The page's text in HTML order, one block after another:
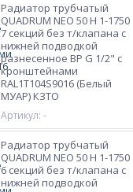
Радиатор трубчатый
QUADRUM NEO 50 H 1-1750
7 секций без т/клапана с
нижней подводкой
разнесенное ВР G 1/2" с
кронштейнами
RAL1T104S9016 (Белый
МУАР) КЗТО
Артикул: -
Радиатор трубчатый
QUADRUM NEO 50 H 1-1750
6 секций без т/клапана с
нижней подводкой